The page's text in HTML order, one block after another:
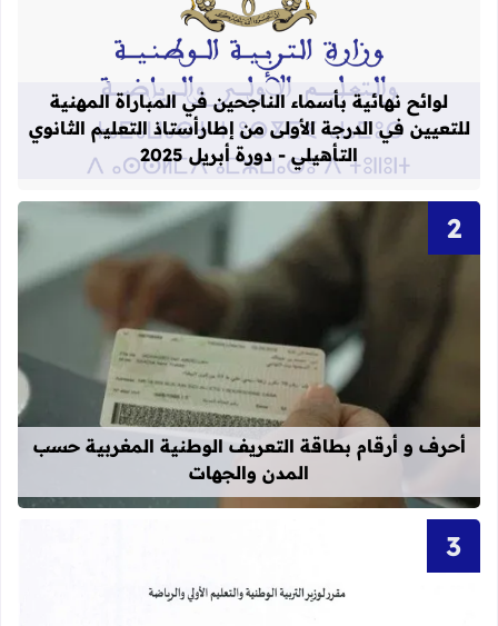
قراءة المزيد عن لوائح نهائية بأسماء
لوائح نهائية بأسماء الناجحين في المباراة المهنية
للتعيين في الدرجة الأولى من إطارأستاذ التعليم الثانوي
التأهيلي - دورة أبريل 2025
قراءة المزيد عن أحرف و أرقام
أحرف و أرقام بطاقة التعريف الوطنية المغربية حسب
المدن والجهات